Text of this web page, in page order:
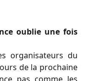
oublie une fois
organisateurs du
de la prochaine
pas comme les